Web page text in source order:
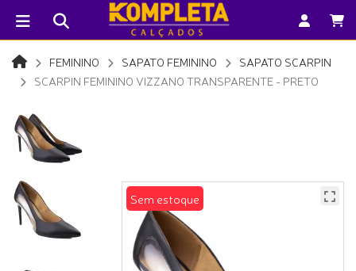
FEMININO SAPATO FEMININO
SAPATO SCARPIN
SCARPIN FEMININO VIZZANO TRANSPARENTE - PRETO
Sem estoque